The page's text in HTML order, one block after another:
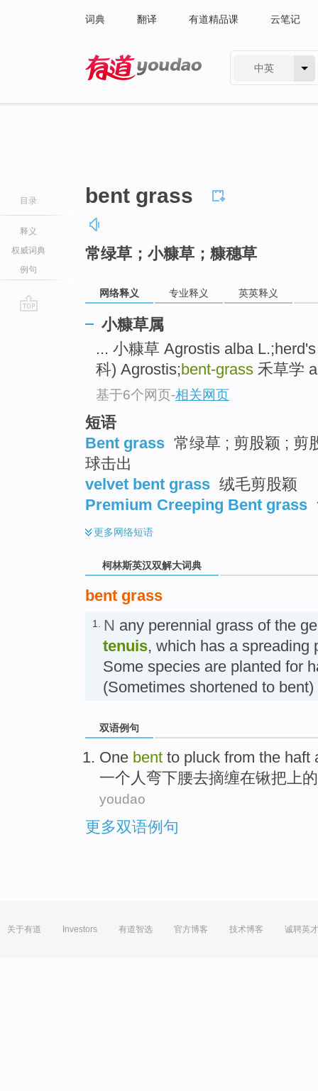
词典 翻译 有道精品课 云笔记
中英
目录
释义
权威词典
例句
bent grass
常绿草；小糠草；糠穗草
网络释义 专业释义 英英释义
小糠草属
... 小糠草 Agrostis alba
科) Agrostis;bent-grass 禾草学
基于6个网页-相关网页
短语
Bent grass 常绿草 ; 剪股颖 ; 剪
球击出
velvet bent grass 绒毛剪股颖
Premium Creeping Bent grass
更多网络短语
柯林斯英汉双解大词典
bent grass
1. N any perennial grass of the
tenuis, which has a spreading
Some species are planted for
(Sometimes shortened to bent)
双语例句
One bent to pluck from the haft
一个人弯下腰去摘缠在锹把上的
youdao
更多双语例句
关于有道 Investors 有道智选 官方博客 技术博客 诚聘英才